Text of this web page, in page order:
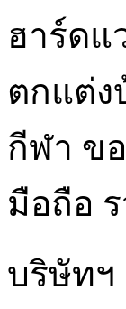
ฮาร์ดแ
ตกแต่ง
กีฬา ข
มือถือ
บริษัทฯ